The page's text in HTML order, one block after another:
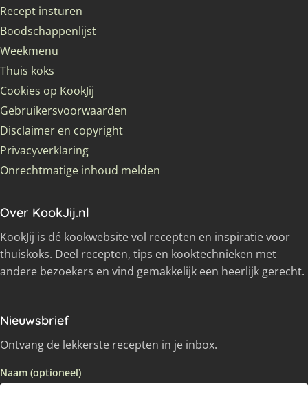
Recept insturen
Boodschappenlijst
Weekmenu
Thuis koks
Cookies op KookJij
Gebruikersvoorwaarden
Disclaimer en copyright
Privacyverklaring
Onrechtmatige inhoud melden
Over KookJij.nl
KookJij is dé kookwebsite vol recepten en inspiratie voor
thuiskoks. Deel recepten, tips en kooktechnieken met
andere bezoekers en vind gemakkelijk een heerlijk gerecht.
Nieuwsbrief
Ontvang de lekkerste recepten in je inbox.
Naam (optioneel)